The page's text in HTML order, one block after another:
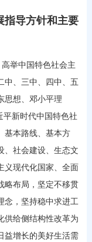
指导方针和主要
举中国特色社会主
中、三中、四中、五
思想、邓小平理
平新时代中国特色社
基本路线、基本方
、社会建设、生态文
义现代化国家、全面
略布局，坚定不移贯
念，坚持稳中求进工
供给侧结构性改革为
益增长的美好生活需